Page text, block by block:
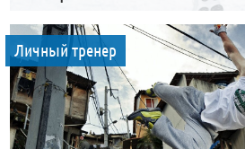
Личный тренер